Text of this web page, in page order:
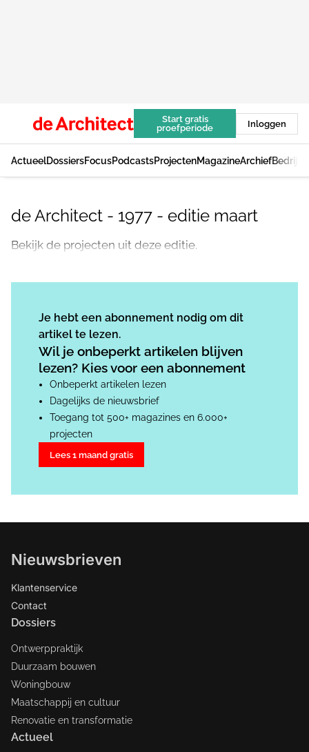
Start gratis
proefperiode
Inloggen
ActueelDossiersFocusPodcastsProjectenMagazineArchief
de Architect - 1977 - editie maart
Bekijk de projecten uit deze editie.
Je hebt een abonnement nodig om dit
artikel te lezen.
Wil je onbeperkt artikelen blijven
lezen? Kies voor een abonnement
Onbeperkt artikelen lezen
Dagelijks de nieuwsbrief
Toegang tot 500+ magazines en 6.000+
projecten
Lees 1 maand gratis
Nieuwsbrieven
Klantenservice
Contact
Dossiers
Ontwerppraktijk
Duurzaam bouwen
Woningbouw
Maatschappij en cultuur
Renovatie en transformatie
Actueel